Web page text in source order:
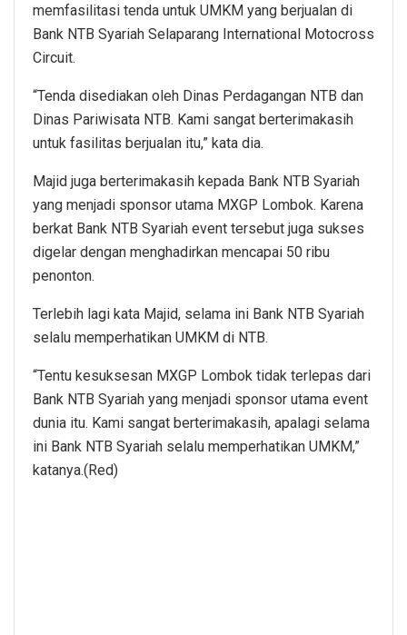
memfasilitasi tenda untuk UMKM yang berjualan di
Bank NTB Syariah Selaparang International Motocross
Circuit.
“Tenda disediakan oleh Dinas Perdagangan NTB dan
Dinas Pariwisata NTB. Kami sangat berterimakasih
untuk fasilitas berjualan itu,” kata dia.
Majid juga berterimakasih kepada Bank NTB Syariah
yang menjadi sponsor utama MXGP Lombok. Karena
berkat Bank NTB Syariah event tersebut juga sukses
digelar dengan menghadirkan mencapai 50 ribu
penonton.
Terlebih lagi kata Majid, selama ini Bank NTB Syariah
selalu memperhatikan UMKM di NTB.
“Tentu kesuksesan MXGP Lombok tidak terlepas dari
Bank NTB Syariah yang menjadi sponsor utama event
dunia itu. Kami sangat berterimakasih, apalagi selama
ini Bank NTB Syariah selalu memperhatikan UMKM,”
katanya.(Red)